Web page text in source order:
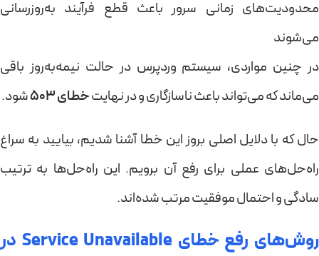
محدودیت‌های زمانی سرور باعث قطع فرآیند به‌روزرسانی
می‌شوند
در چنین مواردی، سیستم وردپرس در حالت نیمه‌به‌روز باقی
می‌ماند که می‌تواند باعث ناسازگاری و در نهایتخطای 503 شود.
حال که با دلایل اصلی بروز این خطا آشنا شدیم، بیایید به سراغ
راه‌حل‌های عملی برای رفع آن برویم. این راه‌حل‌ها به ترتیب
سادگی و احتمال موفقیت مرتب شده‌اند.
روش‌های رفع خطای Service Unavailable در